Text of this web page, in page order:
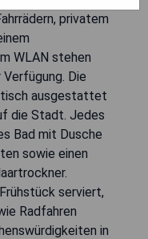
privatem
WLAN stehen
Die
ausgestattet
die Stadt. Jedes
Bad mit Dusche
sowie einen
serviert,
Radfahren
in